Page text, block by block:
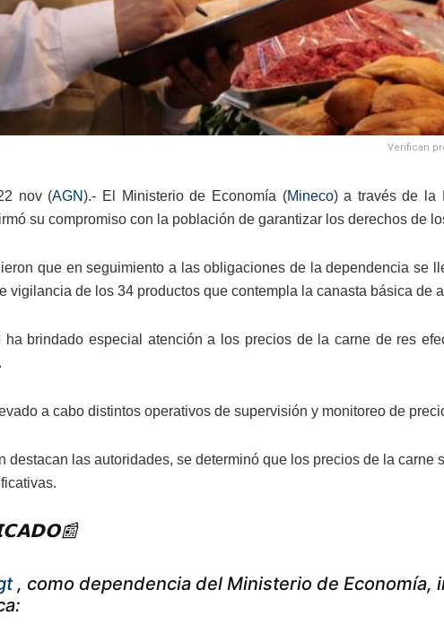
Verifican
nov (AGN).- El Ministerio de Economía (Mineco) a través de la
su compromiso con la población de garantizar los derechos de
que en seguimiento a las obligaciones de la dependencia se
vigilancia de los 34 productos que contempla la canasta básica de
brindado especial atención a los precios de la carne de res
a cabo distintos operativos de supervisión y monitoreo de
destacan las autoridades, se determinó que los precios de la carne
, como dependencia del Ministerio de Economía,